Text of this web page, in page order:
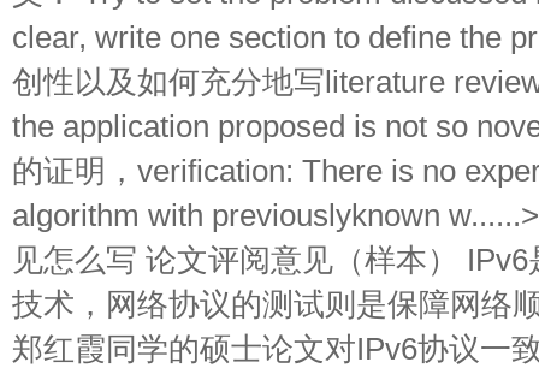
clear, write one section to define the
创性以及如何充分地写literature
the application proposed is not so
的证明，verification: There is no
algorithm with previouslyknown
见怎么写 论文评阅意见（样本）
技术，网络协议的测试则是保障网络
郑红霞同学的硕士论文对IPv6协议一